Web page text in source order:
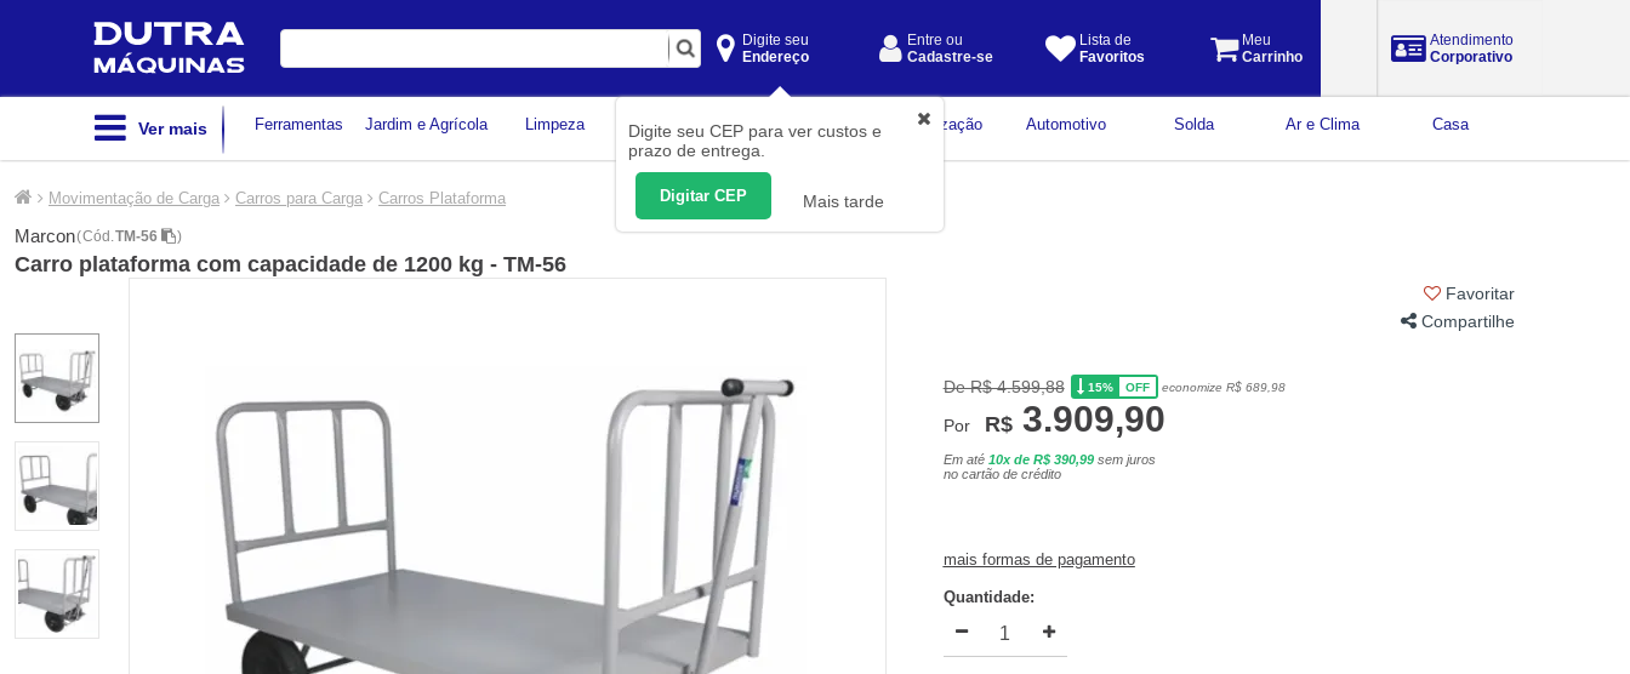
Digite
Digite seu
Endereço
Digite seu CEP para ver custos e
prazo de entrega.
Digitar CEP Mais tarde
Entre ou
Cadastre-se
Lista de
Favoritos
Meu
Carrinho
Atendimento
Corporativo
Ver mais Ferramentas Jardim e Agrícola Limpeza Construção Civil
Medição
Organização Automotivo Solda Ar e Clima Casa
Movimentação de Carga Carros para Carga Carros Plataforma
Marcon(Cód. TM-56 )
Carro plataforma com capacidade de 1200 kg - TM-56
Favoritar
Compartilhe
De R$ 4.599,88 15% OFF economize R$ 689,98
Por R$ 3.909,90
Em até 10x de R$ 390,99sem juros
no cartão de crédito
mais formas de pagamento
Quantidade: